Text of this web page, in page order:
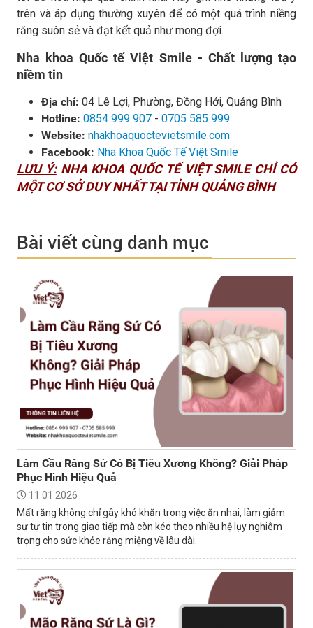
trên và áp dụng thường xuyên để có một quá trình niềng
răng suôn sẻ và đạt kết quả như mong đợi.
Nha khoa Quốc tế Việt Smile - Chất lượng tạo
niềm tin
Địa chỉ: 04 Lê Lợi, Phường, Đồng Hới, Quảng Bình
Hotline: 0854 999 907 - 0705 585 999
Website: nhakhoaquoctevietsmile.com
Facebook: Nha Khoa Quốc Tế Việt Smile
LƯU Ý:NHA KHOA QUỐC TẾ VIỆT SMILE CHỈ CÓ
MỘT CƠ SỞ DUY NHẤT TẠI TỈNH QUẢNG BÌNH
Bài viết cùng danh mục
Làm Cầu Răng Sứ Có Bị Tiêu Xương Không? Giải Pháp
Phục Hình Hiệu Quả
11 01 2026
Mất răng không chỉ gây khó khăn trong việc ăn nhai, làm giảm
sự tự tin trong giao tiếp mà còn kéo theo nhiều hệ lụy nghiêm
trọng cho sức khỏe răng miệng về lâu dài.